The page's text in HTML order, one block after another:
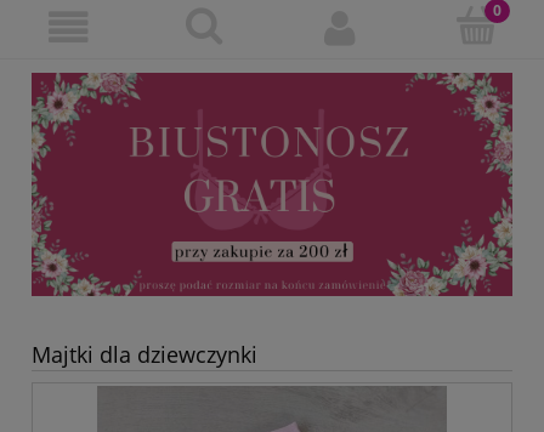
Majtki dla dziewczynki